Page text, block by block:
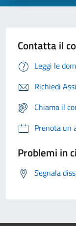
Contatta il
Leggi le
Richiedi
Chiama il
Prenota un
Problemi in
Segnala